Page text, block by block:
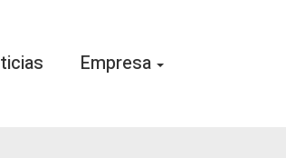
Empresa